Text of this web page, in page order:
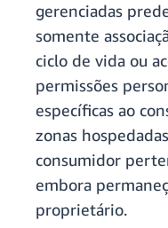
gerenciadas
somente
ciclo de vida ou
permissões
específicas ao
zonas
consumidor
embora
proprietário.